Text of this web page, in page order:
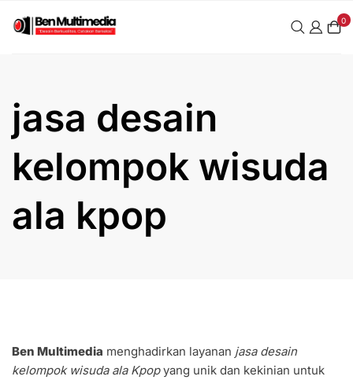
0
jasa desain
kelompok wisuda
ala kpop
Ben Multimedia menghadirkan layanan jasa desain
kelompok wisuda ala Kpopyang unik dan kekinian untuk